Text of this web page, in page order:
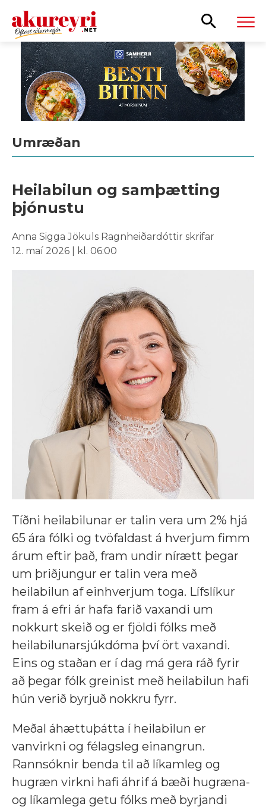
Leita
Umræðan
Heilabilun og samþætting
þjónustu
Anna Sigga Jökuls Ragnheiðardóttir skrifar
12. maí 2026 | kl. 06:00
Tíðni heilabilunar er talin vera um 2% hjá
65 ára fólki og tvöfaldast á hverjum fimm
árum eftir það, fram undir nírætt þegar
um þriðjungur er talin vera með
heilabilun af einhverjum toga. Lífslíkur
fram á efri ár hafa farið vaxandi um
nokkurt skeið og er fjöldi fólks með
heilabilunarsjúkdóma því ört vaxandi.
Eins og staðan er í dag má gera ráð fyrir
að þegar fólk greinist með heilabilun hafi
hún verið byrjuð nokkru fyrr.
Meðal áhættuþátta í heilabilun er
vanvirkni og félagsleg einangrun.
Rannsóknir benda til að líkamleg og
hugræn virkni hafi áhrif á bæði hugræna-
og líkamlega getu fólks með byrjandi